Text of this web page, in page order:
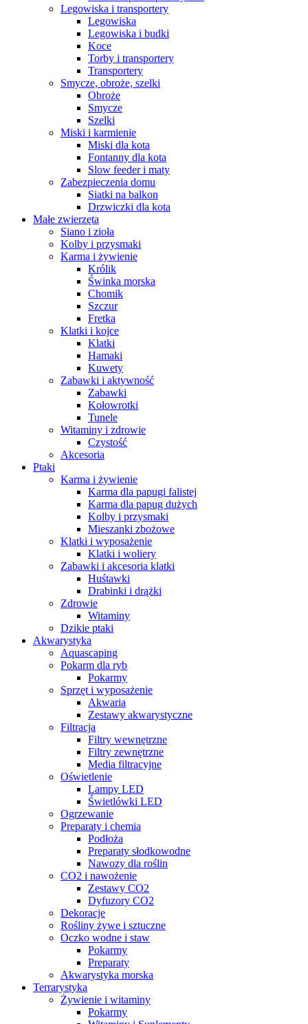
Legowiska i transportery
Legowiska
Legowiska i budki
Koce
Torby i transportery
Transportery
Smycze, obroże, szelki
Obroże
Smycze
Szelki
Miski i karmienie
Miski dla kota
Fontanny dla kota
Slow feeder i maty
Zabezpieczenia domu
Siatki na balkon
Drzwiczki dla kota
Małe zwierzęta
Siano i zioła
Kolby i przysmaki
Karma i żywienie
Królik
Świnka morska
Chomik
Szczur
Fretka
Klatki i kojce
Klatki
Hamaki
Kuwety
Zabawki i aktywność
Zabawki
Kołowrotki
Tunele
Witaminy i zdrowie
Czystość
Akcesoria
Ptaki
Karma i żywienie
Karma dla papugi falistej
Karma dla papug dużych
Kolby i przysmaki
Mieszanki zbożowe
Klatki i wyposażenie
Klatki i woliery
Zabawki i akcesoria klatki
Huśtawki
Drabinki i drążki
Zdrowie
Witaminy
Dzikie ptaki
Akwarystyka
Aquascaping
Pokarm dla ryb
Pokarmy
Sprzęt i wyposażenie
Akwaria
Zestawy akwarystyczne
Filtracja
Filtry wewnętrzne
Filtry zewnętrzne
Media filtracyjne
Oświetlenie
Lampy LED
Świetlówki LED
Ogrzewanie
Preparaty i chemia
Podłoża
Preparaty słodkowodne
Nawozy dla roślin
CO2 i nawożenie
Zestawy CO2
Dyfuzory CO2
Dekoracje
Rośliny żywe i sztuczne
Oczko wodne i staw
Pokarmy
Preparaty
Akwarystyka morska
Terrarystyka
Żywienie i witaminy
Pokarmy